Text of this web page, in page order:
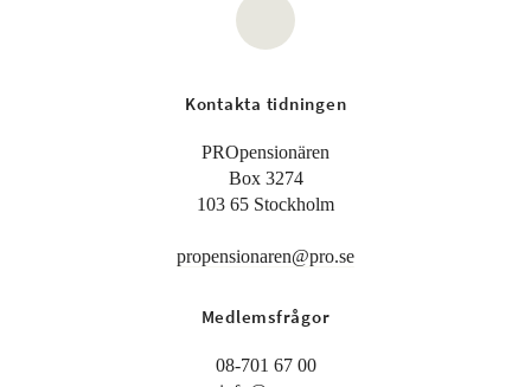
Kontakta tidningen
PROpensionären
Box 3274
103 65 Stockholm
propensionaren@pro.se
Medlemsfrågor
08-701 67 00